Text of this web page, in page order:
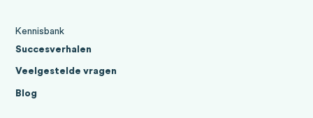
Kennisbank
Succesverhalen
Veelgestelde vragen
Blog